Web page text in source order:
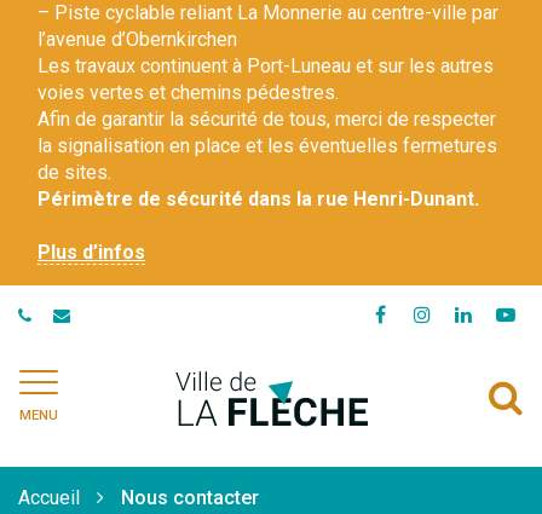
– Piste cyclable reliant La Monnerie au centre-ville par
l’avenue d’Obernkirchen
Les travaux continuent à Port-Luneau et sur les autres
voies vertes et chemins pédestres.
Afin de garantir la sécurité de tous, merci de respecter
la signalisation en place et les éventuelles fermetures
de sites.
Périmètre de sécurité dans la rue Henri-Dunant.
Plus d’infos
Lien
Lien
compte
Instagram
Lien
compte
MENU
Accueil Nous contacter